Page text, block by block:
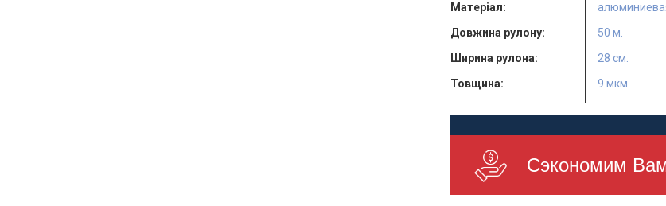
Матеріал:
Довжина рулону:
50 м.
Ширина рулона:
28 см.
Товщина:
9 мкм
Сэкономим